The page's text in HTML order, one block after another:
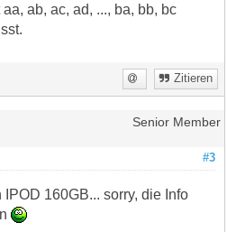
ab, ac, ad, ..., ba, bb, bc
Zitieren
Senior Member
#3
160GB... sorry, die Info